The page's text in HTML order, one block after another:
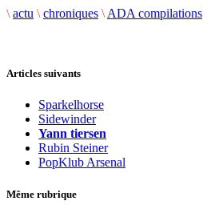
\ actu \ chroniques \ ADA compilations
Articles suivants
Sparkelhorse
Sidewinder
Yann tiersen
Rubin Steiner
PopKlub Arsenal
Même rubrique